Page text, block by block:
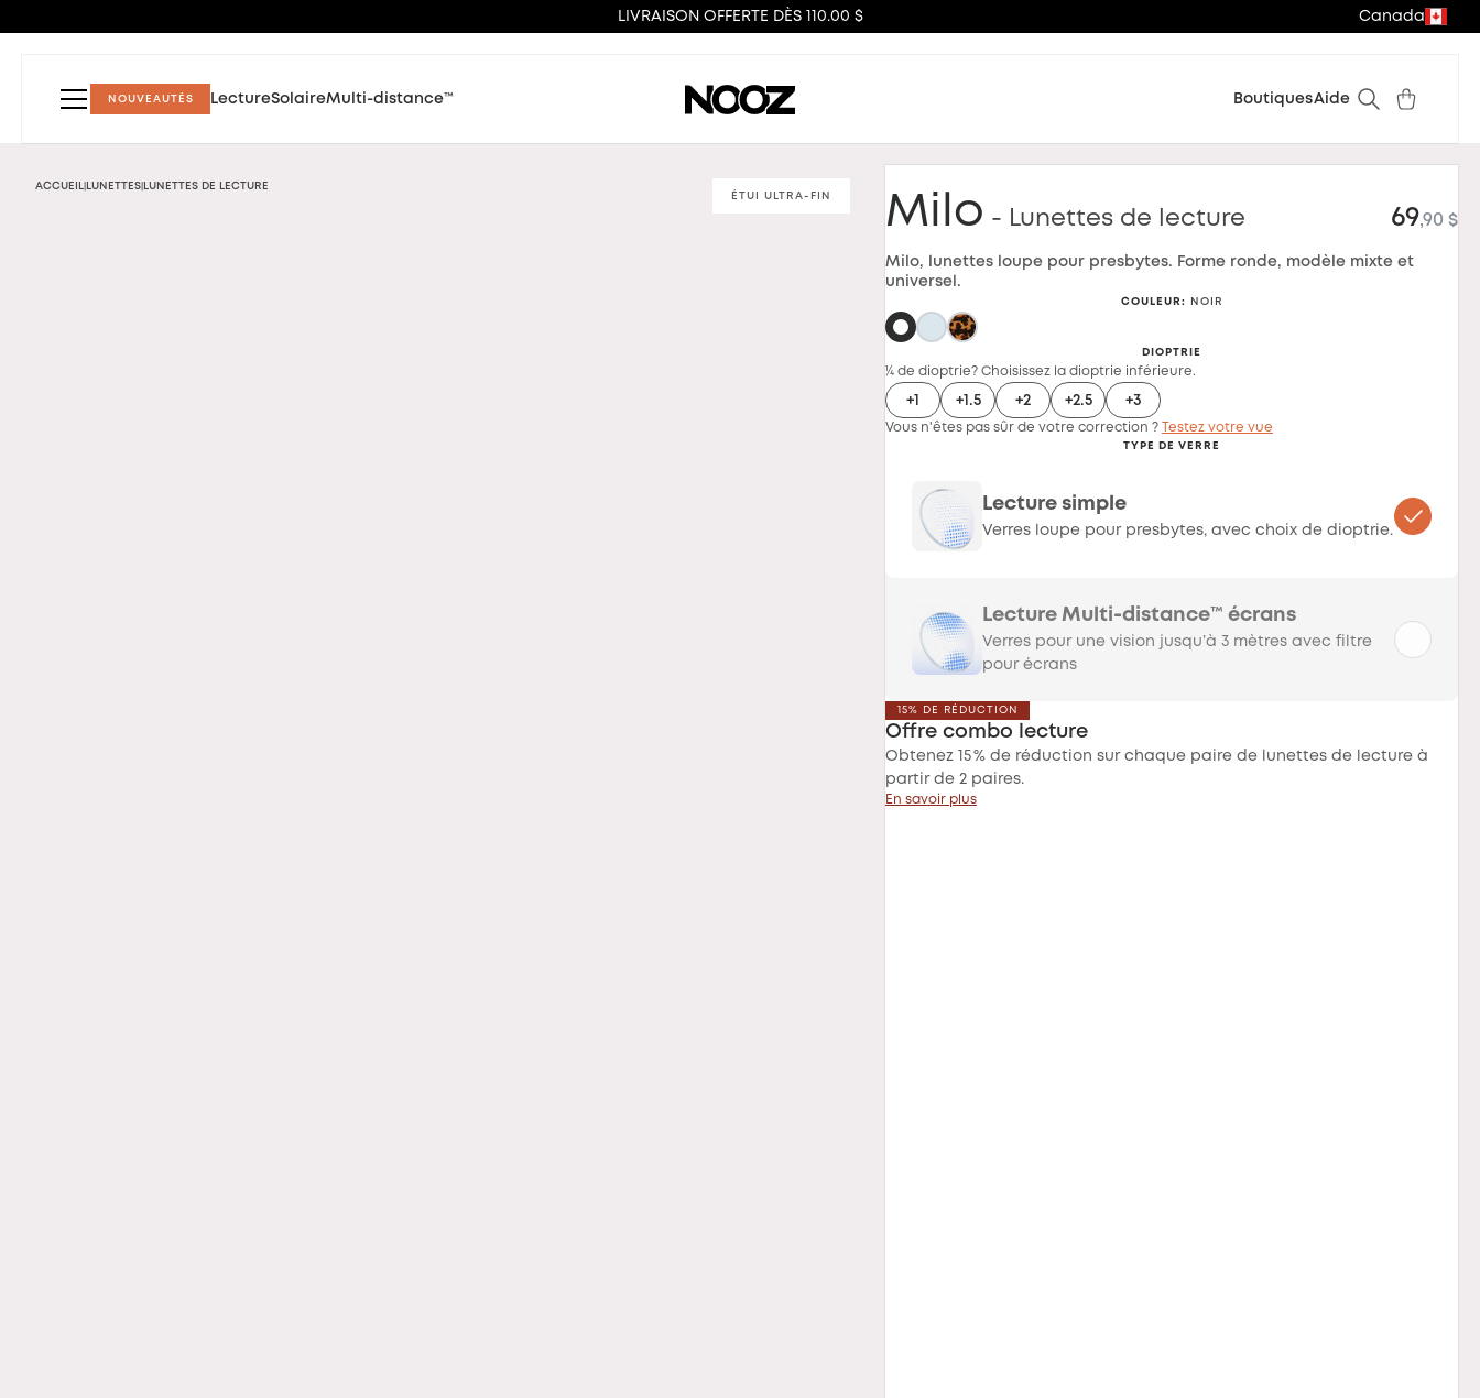
Canada
NOUVEAUTÉS LectureSolaireMulti-distance™ BoutiquesAide
ACCUEIL LUNETTES LUNETTES DE LECTURE
ÉTUI ULTRA-FIN
Milo - Lunettes de lecture 69,90 $
Milo, lunettes loupe pour presbytes. Forme ronde, modèle mixte et
universel.
COULEUR : NOIR
DIOPTRIE
¼ de dioptrie? Choisissez la dioptrie inférieure.
+1 +1.5 +2 +2.5 +3
Vous n'êtes pas sûr de votre correction ? Testez votre vue
TYPE DE VERRE
Lecture simple
Verres loupe pour presbytes, avec choix de dioptrie.
Lecture Multi-distance™ écrans
Verres pour une vision jusqu’à 3 mètres avec filtre
pour écrans
15% DE RÉDUCTION
Offre combo lecture
Obtenez 15 % de réduction sur chaque paire de lunettes de lecture à
partir de 2 paires.
En savoir plus